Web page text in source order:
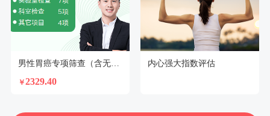
男性胃癌专项筛查（含无痛胃镜）
￥2329.40
内心强大指数评估